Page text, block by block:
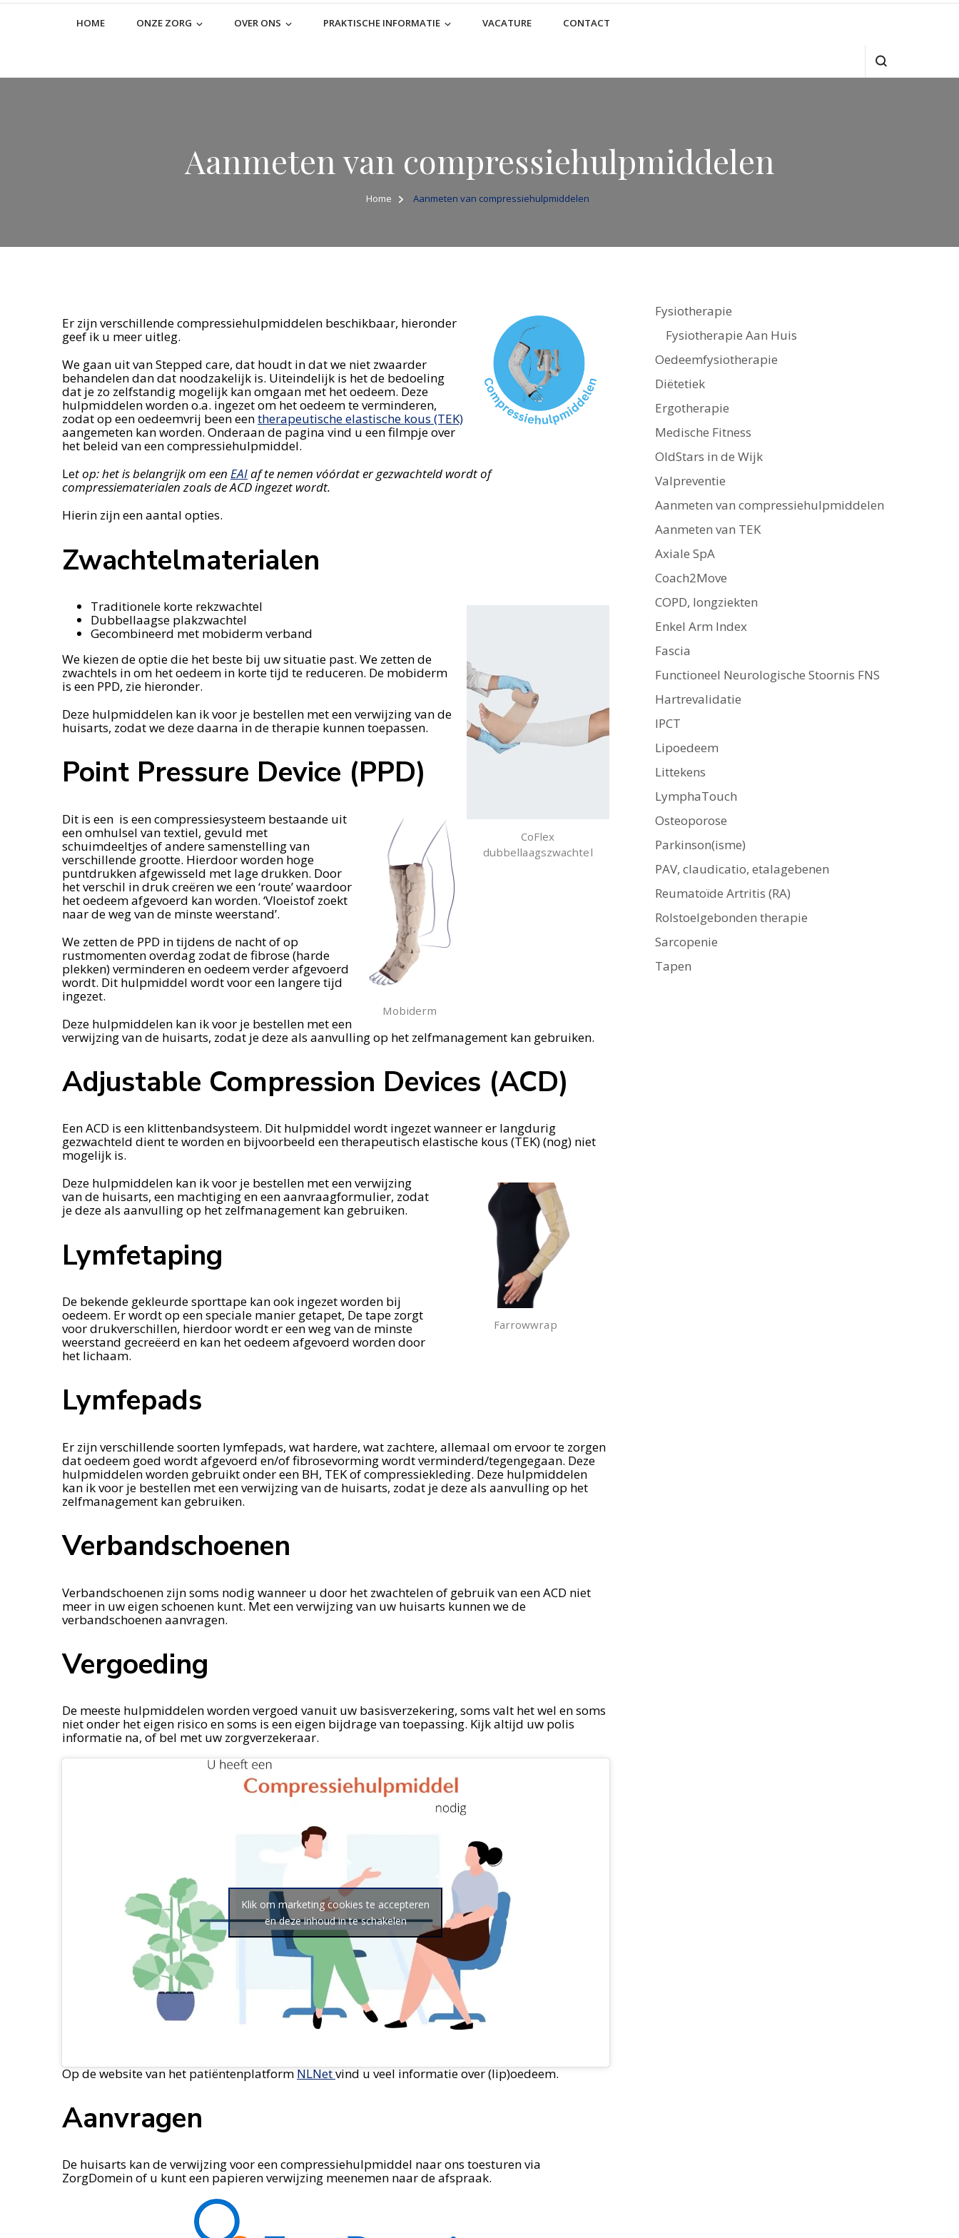
HOME ONZE ZORG OVER ONS PRAKTISCHE INFORMATIE VACATURE CONTACT
Aanmeten van compressiehulpmiddelen
Home Aanmeten van compressiehulpmiddelen
Er zijn verschillende compressiehulpmiddelen beschikbaar, hieronder
geef ik u meer uitleg.
We gaan uit van Stepped care, dat houdt in dat we niet zwaarder
behandelen dan dat noodzakelijk is. Uiteindelijk is het de bedoeling
dat je zo zelfstandig mogelijk kan omgaan met het oedeem. Deze
hulpmiddelen worden o.a. ingezet om het oedeem te verminderen,
zodat op een oedeemvrij been eentherapeutische elastische kous (TEK)
aangemeten kan worden. Onderaan de pagina vind u een filmpje over
het beleid van een compressiehulpmiddel.
Let op: het is belangrijk om een EAIaf te nemen vóórdat er gezwachteld wordt of
compressiematerialen zoals de ACD ingezet wordt.
Hierin zijn een aantal opties.
Zwachtelmaterialen
CoFlex
dubbellaagszwachtel
Traditionele korte rekzwachtel
Dubbellaagse plakzwachtel
Gecombineerd met mobiderm verband
We kiezen de optie die het beste bij uw situatie past. We zetten de
zwachtels in om het oedeem in korte tijd te reduceren. De mobiderm
is een PPD, zie hieronder.
Deze hulpmiddelen kan ik voor je bestellen met een verwijzing van de
huisarts, zodat we deze daarna in de therapie kunnen toepassen.
Point Pressure Device (PPD)
Mobiderm
Dit is een is een compressiesysteem bestaande uit
een omhulsel van textiel, gevuld met
schuimdeeltjes of andere samenstelling van
verschillende grootte. Hierdoor worden hoge
puntdrukken afgewisseld met lage drukken. Door
het verschil in druk creëren we een ‘route’ waardoor
het oedeem afgevoerd kan worden. ‘Vloeistof zoekt
naar de weg van de minste weerstand’.
We zetten de PPD in tijdens de nacht of op
rustmomenten overdag zodat de fibrose (harde
plekken) verminderen en oedeem verder afgevoerd
wordt. Dit hulpmiddel wordt voor een langere tijd
ingezet.
Deze hulpmiddelen kan ik voor je bestellen met een
verwijzing van de huisarts, zodat je deze als aanvulling op het zelfmanagement kan gebruiken.
Adjustable Compression Devices (ACD)
Een ACD is een klittenbandsysteem. Dit hulpmiddel wordt ingezet wanneer er langdurig
gezwachteld dient te worden en bijvoorbeeld een therapeutisch elastische kous (TEK) (nog) niet
mogelijk is.
Farrowwrap
Deze hulpmiddelen kan ik voor je bestellen met een verwijzing
van de huisarts, een machtiging en een aanvraagformulier, zodat
je deze als aanvulling op het zelfmanagement kan gebruiken.
Lymfetaping
De bekende gekleurde sporttape kan ook ingezet worden bij
oedeem. Er wordt op een speciale manier getapet, De tape zorgt
voor drukverschillen, hierdoor wordt er een weg van de minste
weerstand gecreëerd en kan het oedeem afgevoerd worden door
het lichaam.
Lymfepads
Er zijn verschillende soorten lymfepads, wat hardere, wat zachtere, allemaal om ervoor te zorgen
dat oedeem goed wordt afgevoerd en/of fibrosevorming wordt verminderd/tegengegaan. Deze
hulpmiddelen worden gebruikt onder een BH, TEK of compressiekleding. Deze hulpmiddelen
kan ik voor je bestellen met een verwijzing van de huisarts, zodat je deze als aanvulling op het
zelfmanagement kan gebruiken.
Verbandschoenen
Verbandschoenen zijn soms nodig wanneer u door het zwachtelen of gebruik van een ACD niet
meer in uw eigen schoenen kunt. Met een verwijzing van uw huisarts kunnen we de
verbandschoenen aanvragen.
Vergoeding
De meeste hulpmiddelen worden vergoed vanuit uw basisverzekering, soms valt het wel en soms
niet onder het eigen risico en soms is een eigen bijdrage van toepassing. Kijk altijd uw polis
informatie na, of bel met uw zorgverzekeraar.
Klik om marketing cookies te accepteren
en deze inhoud in te schakelen
Op de website van het patiëntenplatformNLNetvind u veel informatie over (lip)oedeem.
Aanvragen
De huisarts kan de verwijzing voor een compressiehulpmiddel naar ons toesturen via
ZorgDomein of u kunt een papieren verwijzing meenemen naar de afspraak.
Fysiotherapie
Fysiotherapie Aan Huis
Oedeemfysiotherapie
Diëtetiek
Ergotherapie
Medische Fitness
OldStars in de Wijk
Valpreventie
Aanmeten van compressiehulpmiddelen
Aanmeten van TEK
Axiale SpA
Coach2Move
COPD, longziekten
Enkel Arm Index
Fascia
Functioneel Neurologische Stoornis FNS
Hartrevalidatie
IPCT
Lipoedeem
Littekens
LymphaTouch
Osteoporose
Parkinson(isme)
PAV, claudicatio, etalagebenen
Reumatoïde Artritis (RA)
Rolstoelgebonden therapie
Sarcopenie
Tapen